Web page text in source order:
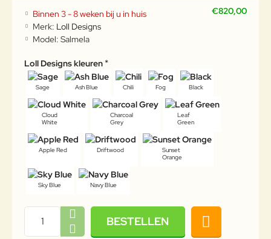
€820,00
Binnen 3 - 8 weken bij u in huis
Merk: Loll Designs
Model: Salmela
Loll Designs kleuren
Sage Ash Blue Chili Fog Black
Cloud
White
Charcoal
Grey
Leaf
Green
Apple Red Driftwood
Sunset
Orange
Sky Blue Navy Blue
BESTELLEN